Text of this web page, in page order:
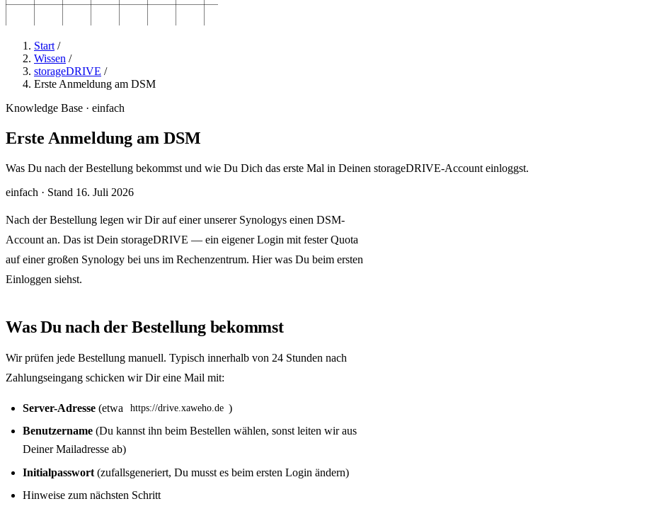
Start /
Wissen /
storageDRIVE /
Erste Anmeldung am DSM
Knowledge Base · einfach
Erste Anmeldung am DSM
Was Du nach der Bestellung bekommst und wie Du Dich das erste Mal in Deinen storageDRIVE-Account einloggst.
einfach · Stand 16. Juli 2026
Nach der Bestellung legen wir Dir auf einer unserer Synologys einen DSM-
Account an. Das ist Dein storageDRIVE — ein eigener Login mit fester Quota
auf einer großen Synology bei uns im Rechenzentrum. Hier was Du beim ersten
Einloggen siehst.
Was Du nach der Bestellung bekommst
Wir prüfen jede Bestellung manuell. Typisch innerhalb von 24 Stunden nach
Zahlungseingang schicken wir Dir eine Mail mit:
Server-Adresse (etwa https://drive.xaweho.de )
Benutzername (Du kannst ihn beim Bestellen wählen, sonst leiten wir aus
Deiner Mailadresse ab)
Initialpasswort (zufallsgeneriert, Du musst es beim ersten Login ändern)
Hinweise zum nächsten Schritt